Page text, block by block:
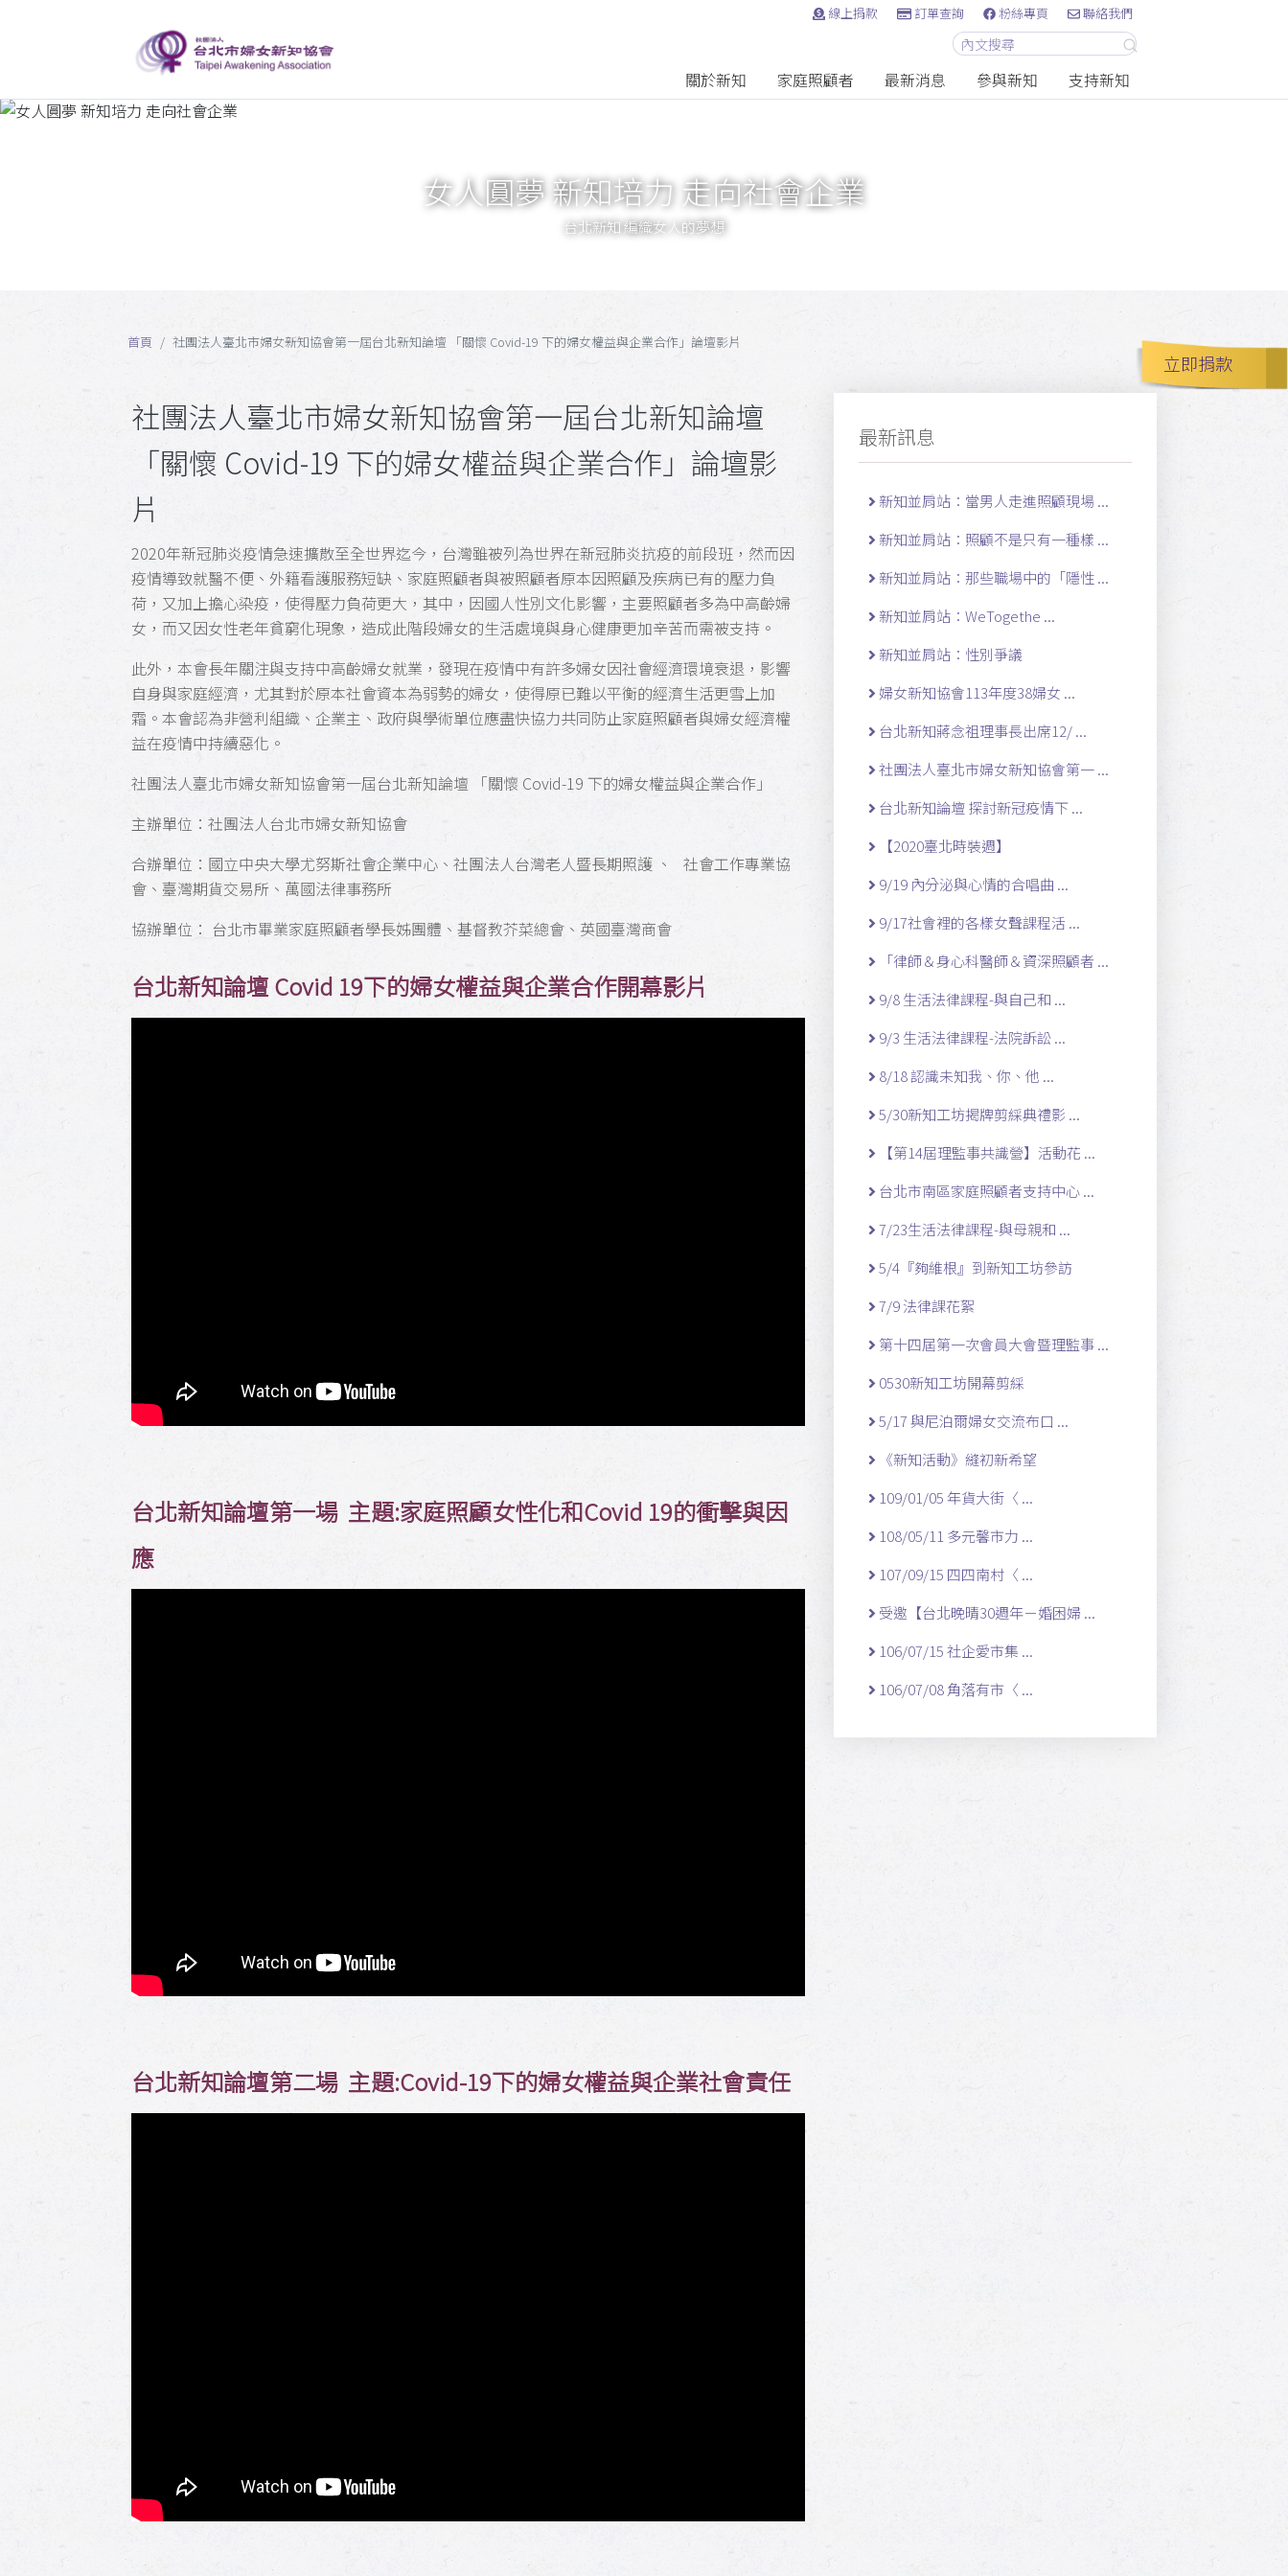
線上捐款 訂單查詢 粉絲專頁 聯絡我們
關於新知 家庭照顧者 最新消息 參與新知 支持新知
立即捐款
女人圓夢 新知培力 走向社會企業
台北新知 編織女人的夢想
首頁 社團法人臺北市婦女新知協會第一屆台北新知論壇 「關懷 Covid-19 下的婦女權益與企業合作」論壇影片
社團法人臺北市婦女新知協會第一屆台北新知論壇
「關懷 Covid-19 下的婦女權益與企業合作」論壇影
片
2020年新冠肺炎疫情急速擴散至全世界迄今，台灣雖被列為世界在新冠肺炎抗疫的前段班，然而因
疫情導致就醫不便、外籍看護服務短缺、家庭照顧者與被照顧者原本因照顧及疾病已有的壓力負
荷，又加上擔心染疫，使得壓力負荷更大，其中，因國人性別文化影響，主要照顧者多為中高齡婦
女，而又因女性老年貧窮化現象，造成此階段婦女的生活處境與身心健康更加辛苦而需被支持。
此外，本會長年關注與支持中高齡婦女就業，發現在疫情中有許多婦女因社會經濟環境衰退，影響
自身與家庭經濟，尤其對於原本社會資本為弱勢的婦女，使得原已難以平衡的經濟生活更雪上加
霜。本會認為非營利組織、企業主、政府與學術單位應盡快協力共同防止家庭照顧者與婦女經濟權
益在疫情中持續惡化。
社團法人臺北市婦女新知協會第一屆台北新知論壇 「關懷 Covid-19 下的婦女權益與企業合作」
主辦單位：社團法人台北市婦女新知協會
合辦單位：國立中央大學尤努斯社會企業中心、社團法人台灣老人暨長期照護 、 社會工作專業協
會、臺灣期貨交易所、萬國法律事務所
協辦單位： 台北市畢業家庭照顧者學長姊團體、基督教芥菜總會、英國臺灣商會
台北新知論壇 Covid 19下的婦女權益與企業合作開幕影片
台北新知論壇第一場 主題:家庭照顧女性化和Covid 19的衝擊與因
應
台北新知論壇第二場 主題:Covid-19下的婦女權益與企業社會責任
最新訊息
新知並肩站：當男人走進照顧現場 ...
新知並肩站：照顧不是只有一種樣 ...
新知並肩站：那些職場中的「隱性 ...
新知並肩站：WeTogethe ...
新知並肩站：性別爭議
婦女新知協會113年度38婦女 ...
台北新知蔣念祖理事長出席12/ ...
社團法人臺北市婦女新知協會第一 ...
台北新知論壇 探討新冠疫情下 ...
【2020臺北時裝週】
9/19 內分泌與心情的合唱曲 ...
9/17社會裡的各樣女聲課程活 ...
「律師＆身心科醫師＆資深照顧者 ...
9/8 生活法律課程-與自己和 ...
9/3 生活法律課程-法院訴訟 ...
8/18 認識未知我、你、他 ...
5/30新知工坊揭牌剪綵典禮影 ...
【第14屆理監事共識營】活動花 ...
台北市南區家庭照顧者支持中心 ...
7/23生活法律課程-與母親和 ...
5/4『夠維根』到新知工坊參訪
7/9 法律課花絮
第十四屆第一次會員大會暨理監事 ...
0530新知工坊開幕剪綵
5/17 與尼泊爾婦女交流布口 ...
《新知活動》縫初新希望
109/01/05 年貨大街〈 ...
108/05/11 多元馨市力 ...
107/09/15 四四南村〈 ...
受邀【台北晚晴30週年－婚困婦 ...
106/07/15 社企愛市集 ...
106/07/08 角落有市〈 ...